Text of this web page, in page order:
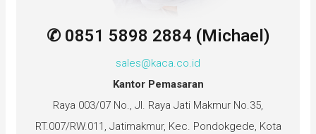
✆ 0851 5898 2884 (Michael)
sales@kaca.co.id
Kantor Pemasaran
Raya 003/07 No., Jl. Raya Jati Makmur No.35,
RT.007/RW.011, Jatimakmur, Kec. Pondokgede, Kota